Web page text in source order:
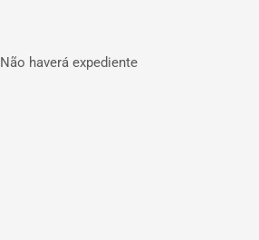
Não haverá expediente